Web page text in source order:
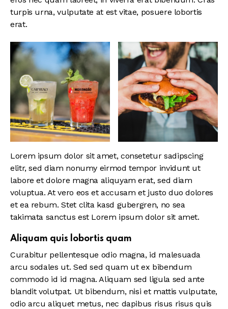
turpis urna, vulputate at est vitae, posuere lobortis
erat.
Lorem ipsum dolor sit amet, consetetur sadipscing
elitr, sed diam nonumy eirmod tempor invidunt ut
labore et dolore magna aliquyam erat, sed diam
voluptua. At vero eos et accusam et justo duo dolores
et ea rebum. Stet clita kasd gubergren, no sea
takimata sanctus est Lorem ipsum dolor sit amet.
Aliquam quis lobortis quam
Curabitur pellentesque odio magna, id malesuada
arcu sodales ut. Sed sed quam ut ex bibendum
commodo id id magna. Aliquam sed ligula sed ante
blandit volutpat. Ut bibendum, nisi et mattis vulputate,
odio arcu aliquet metus, nec dapibus risus risus quis